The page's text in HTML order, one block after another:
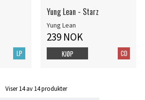
LP
Yung Lean - Starz
Yung Lean
239 NOK
CD
KJØP
Viser14av 14produkter